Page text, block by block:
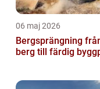
06 maj 2026
Bergsprängning från fast
berg till färdig